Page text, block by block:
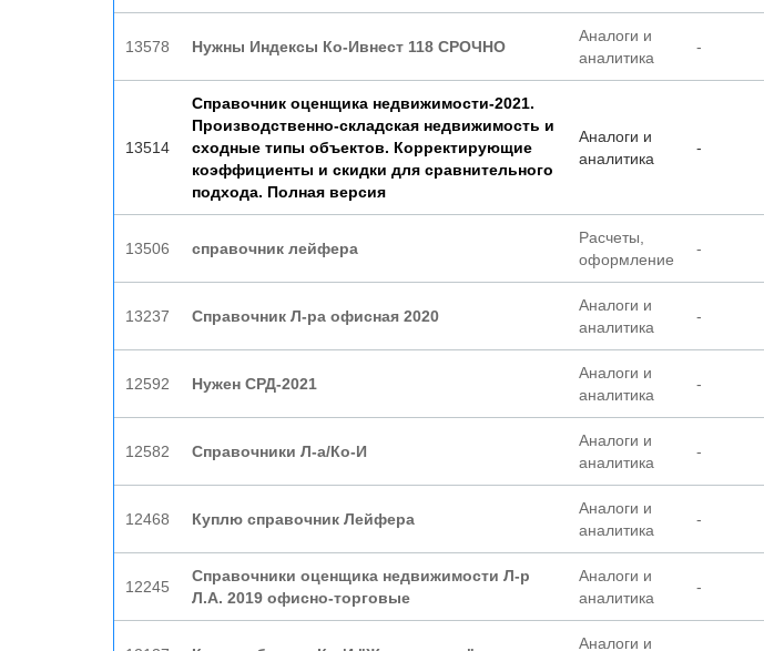
13578 Нужны Индексы Ко-Ивнест 118 СРОЧНО
Аналоги и
аналитика
-
13514
Справочник оценщика недвижимости-2021.
Производственно-складская недвижимость и
сходные типы объектов. Корректирующие
коэффициенты и скидки для сравнительного
подхода. Полная версия
Аналоги и
аналитика
-
13506 справочник лейфера
Расчеты,
оформление
-
13237 Справочник Л-ра офисная 2020
Аналоги и
аналитика
-
12592 Нужен СРД-2021
Аналоги и
аналитика
-
12582 Справочники Л-а/Ко-И
Аналоги и
аналитика
-
12468 Куплю справочник Лейфера
Аналоги и
аналитика
-
12245
Справочники оценщика недвижимости Л-р
Л.А. 2019 офисно-торговые
Аналоги и
аналитика
-
Аналоги и